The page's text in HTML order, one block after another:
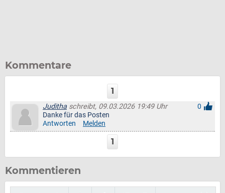
Kommentare
1
Juditha schreibt, 09.03.2026 19:49 Uhr
0
Danke für das Posten
Antworten
Melden
1
Kommentieren